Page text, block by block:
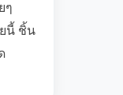
ๆ
นี้ ชิ้น